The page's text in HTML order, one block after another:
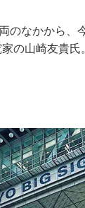
のなかから、
の山崎友貴氏